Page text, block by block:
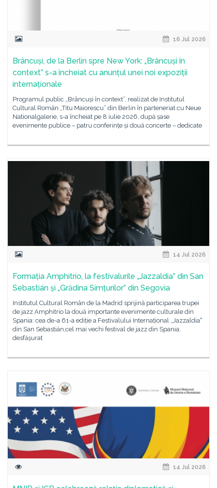
16 Jul 2026
Brâncuși, de la Berlin spre New York: „Brâncuși în
context” s-a încheiat cu anunțul unei noi expoziții
internaționale
Programul public „Brâncuși în context”, realizat de Institutul
Cultural Român „Titu Maiorescu” din Berlin în parteneriat cu Neue
Nationalgalerie, s-a încheiat pe 8 iulie 2026, după șase
evenimente publice – patru conferințe și două concerte – dedicate
14 Jul 2026
Formația Amphitrio, la festivalurile „Jazzaldia” din San
Sebastián și „Grădina Simțurilor” din Segovia
Institutul Cultural Român de la Madrid sprijină participarea trupei
de jazz Amphitrio la două importante evenimente culturale din
Spania: cea de-a 61-a ediție a Festivalului Internațional „Jazzaldiaˮ
din San Sebastián,cel mai vechi festival de jazz din Spania,
desfășurat
14 Jul 2026